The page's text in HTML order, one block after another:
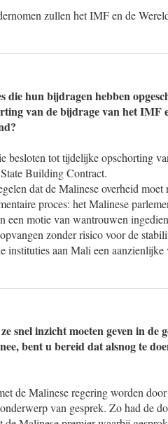
zullen het IMF en de
hun bijdragen hebben
van de bijdrage van het IMF
besloten tot tijdelijke opschorting
Building Contract.
dat de Malinese overheid moet
proces: het Malinese
een motie van wantrouwen
zonder risico voor de
instituties aan Mali een
snel inzicht moeten geven in de
bent u bereid dat alsnog te
de Malinese regering worden
van gesprek. Zo had de